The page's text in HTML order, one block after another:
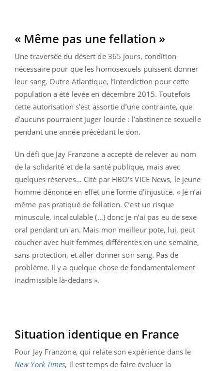
« Même pas une fellation »
Une traversée du désert de 365 jours, condition
nécessaire pour que les homosexuels puissent donner
leur sang. Outre-Atlantique, l’interdiction pour cette
population a été levée en décembre 2015. Toutefois
cette autorisation s’est assortie d’une contrainte, que
d’aucuns pourraient juger lourde : l’abstinence sexuelle
pendant une année précédant le don.
Un défi que Jay Franzone a accepté de relever au nom
de la solidarité et de la santé publique, mais avec
quelques réserves… Cité par HBO’s VICE News, le jeune
homme dénonce en effet une forme d’injustice. « Je n’ai
même pas pratiqué de fellation. C’est un risque
minuscule, incalculable (…) donc je n’ai pas eu de sexe
oral pendant un an. Mais mon meilleur pote, lui, peut
coucher avec huit femmes différentes en une semaine,
sans protection, et aller donner son sang. Pas de
problème. Il y a quelque chose de fondamentalement
inadmissible là-dedans ».
Situation identique en France
Pour Jay Franzone, qui relate son expérience dans le
New York Times, il est temps de faire évoluer la